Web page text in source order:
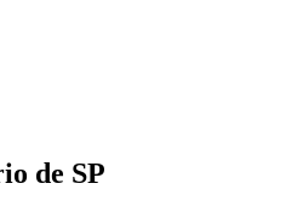
de SP